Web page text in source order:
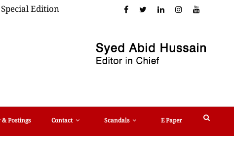
Postings Contact Scandals E Paper
Special Edition